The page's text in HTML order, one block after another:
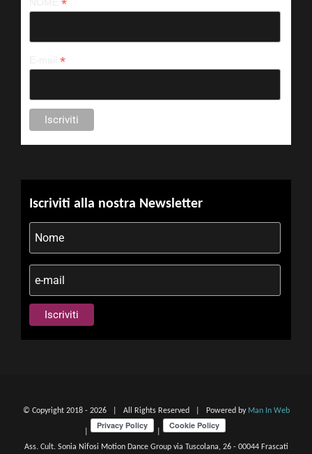
*
*
Iscriviti alla nostra Newsletter
© Copyright 2018 - 2026 | All Rights Reserved | Powered by Man In Web
Ass. Cult. Sonia Nifosi Motion Dance Group via Tuscolana, 26 - 00044 Frascati